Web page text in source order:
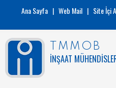
Ana Sayfa | Web Mail | Site İçi
TMMOB
İNŞAAT